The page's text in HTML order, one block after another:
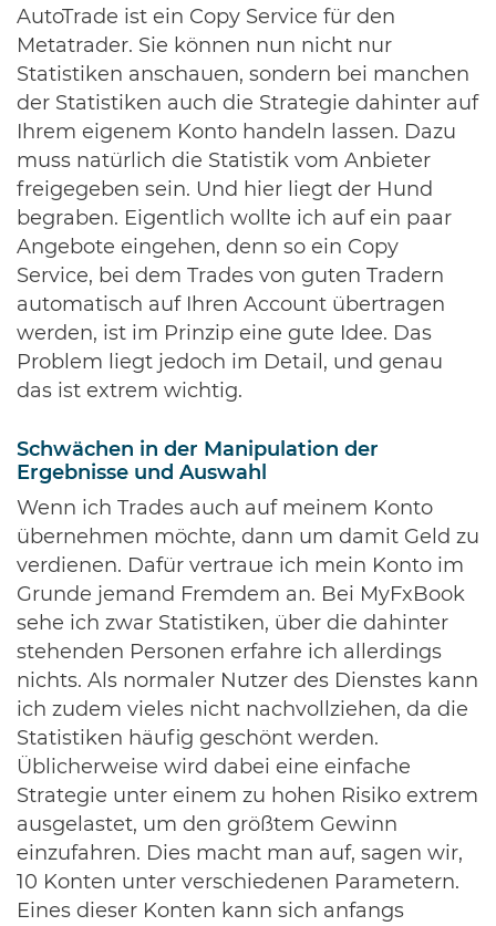
AutoTrade ist ein Copy Service für den
Metatrader. Sie können nun nicht nur
Statistiken anschauen, sondern bei manchen
der Statistiken auch die Strategie dahinter auf
Ihrem eigenem Konto handeln lassen. Dazu
muss natürlich die Statistik vom Anbieter
freigegeben sein. Und hier liegt der Hund
begraben. Eigentlich wollte ich auf ein paar
Angebote eingehen, denn so ein Copy
Service, bei dem Trades von guten Tradern
automatisch auf Ihren Account übertragen
werden, ist im Prinzip eine gute Idee. Das
Problem liegt jedoch im Detail, und genau
das ist extrem wichtig.
Schwächen in der Manipulation der
Ergebnisse und Auswahl
Wenn ich Trades auch auf meinem Konto
übernehmen möchte, dann um damit Geld zu
verdienen. Dafür vertraue ich mein Konto im
Grunde jemand Fremdem an. Bei MyFxBook
sehe ich zwar Statistiken, über die dahinter
stehenden Personen erfahre ich allerdings
nichts. Als normaler Nutzer des Dienstes kann
ich zudem vieles nicht nachvollziehen, da die
Statistiken häufig geschönt werden.
Üblicherweise wird dabei eine einfache
Strategie unter einem zu hohen Risiko extrem
ausgelastet, um den größtem Gewinn
einzufahren. Dies macht man auf, sagen wir,
10 Konten unter verschiedenen Parametern.
Eines dieser Konten kann sich anfangs